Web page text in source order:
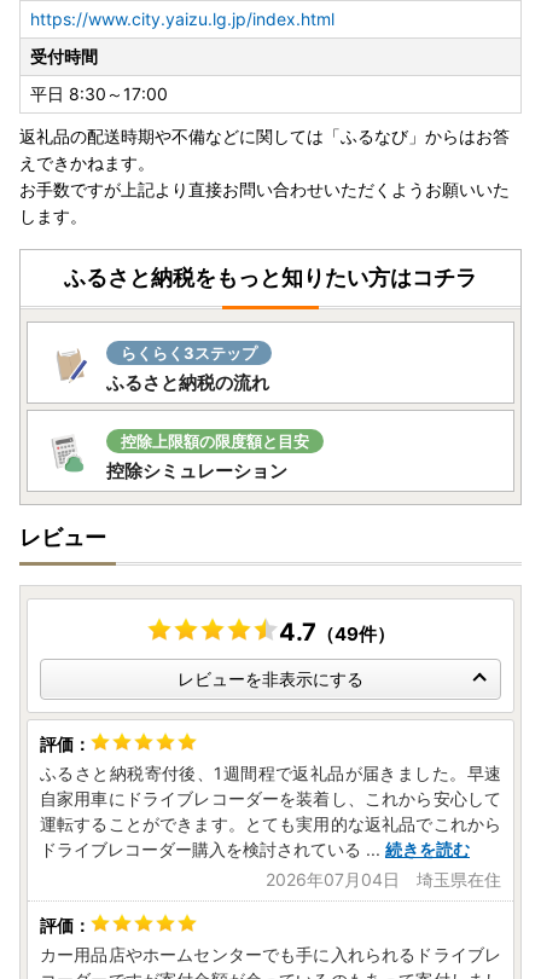
※申請には「マイナンバーカード」が必要です
※App Store もしくは Google Play から「IAM（アイア
ム）」アプリのダウンロードが必要です
■天候状況や宅配業者の休業・営業時間短縮等にともなう影
響について
積雪等の天候状況や、年末年始における宅配業者の休業・営
業時間短縮等の影響により、お礼品の配送に遅れが発生する
可能性があります。
上記の事情によりお礼品の到着が遅延となる場合は、ご容赦
ください。
緊急事態宣言の影響によりお礼品の配送に遅れが生じる可
能性がございます。
ご迷惑をおかけする場合があると思いますが、ご理解を賜
りますようお願いいたします。
※ふるさと納税サイトを騙る詐欺サイトが増えており、焼津
お礼品の寄付金額を割引や値引き等することはありませ
ん。少しでも怪しいと感じたらお電話ください。
(焼津市ふるさと納税課：054-626-9406)
https://www.city.yaizu.lg.jp/index.html
受付時間
平日 8:30～17:00
返礼品の配送時期や不備などに関しては「ふるなび」からはお答
えできかねます。
お手数ですが上記より直接お問い合わせいただくようお願いいた
します。
ふるさと納税をもっと知りたい方はコチラ
らくらく3ステップ
ふるさと納税の流れ
控除上限額の限度額と目安
控除シミュレーション
レビュー
4.7 （49件）
レビューを非表示にする
ふるさと納税寄付後、1週間程で返礼品が届きました。早速
自家用車にドライブレコーダーを装着し、これから安心して
運転することができます。とても実用的な返礼品でこれから
ドライブレコーダー購入を検討されている ... 続きを読む
2026年07月04日 埼玉県在住
カー用品店やホームセンターでも手に入れられるドライブレ